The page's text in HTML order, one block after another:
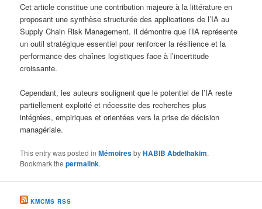
Cet article constitue une contribution majeure à la littérature en
proposant une synthèse structurée des applications de l’IA au
Supply Chain Risk Management. Il démontre que l’IA représente
un outil stratégique essentiel pour renforcer la résilience et la
performance des chaînes logistiques face à l’incertitude
croissante.
Cependant, les auteurs soulignent que le potentiel de l’IA reste
partiellement exploité et nécessite des recherches plus
intégrées, empiriques et orientées vers la prise de décision
managériale.
This entry was posted inMémoiresbyHABIB Abdelhakim.
Bookmark thepermalink.
KMCMS RSS